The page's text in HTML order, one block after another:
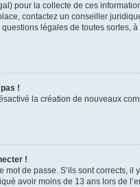
pour la collecte de ces
contactez un conseiller
légales de toutes sortes,
!
la création de nouveaux
!
mot de passe. S’ils sont corrects, il
avoir moins de 13 ans lors de